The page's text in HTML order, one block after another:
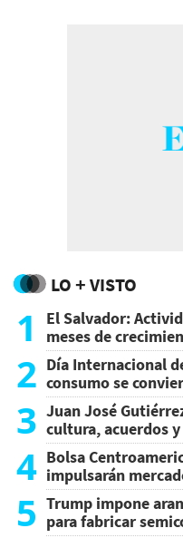
LO + VISTO
1
El Salvador:
meses de
2 Día Internacional
consumo se
3 Juan José
cultura, acuerdos
4 Bolsa
impulsarán
5 Trump impone
para fabricar